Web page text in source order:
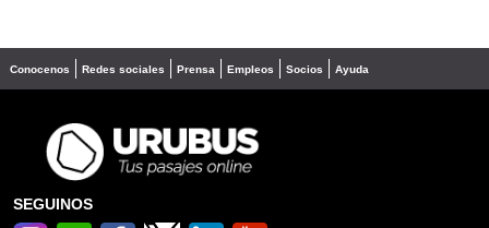
Conocenos Redes sociales Prensa Empleos Socios Ayuda
SEGUINOS